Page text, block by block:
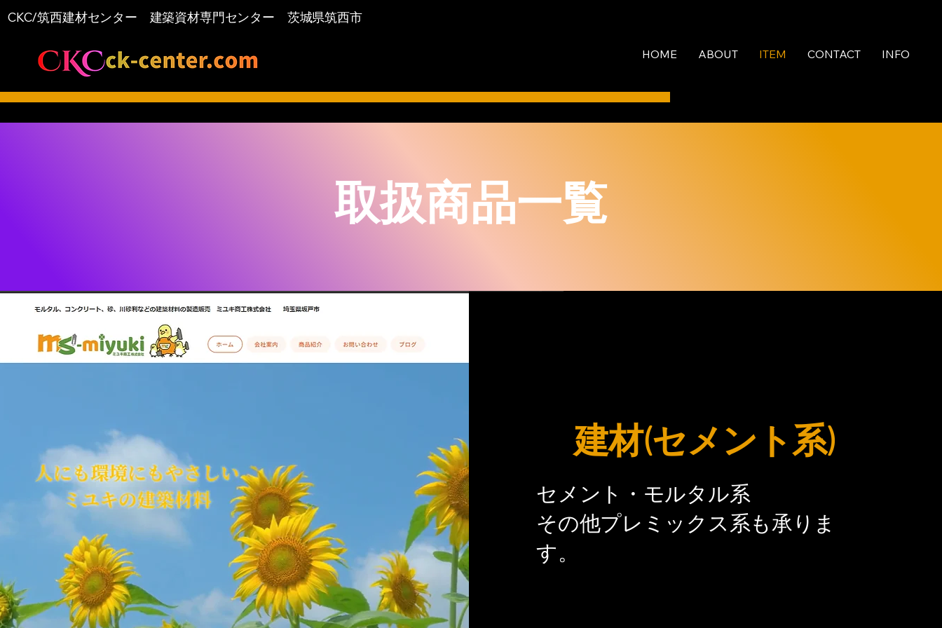
​CKC/筑西建材センター 建築資材専門センター 茨城県筑西市
HOME ABOUT ITEM CONTACT INFO
​取扱商品一覧
​建材(セメント系)
セメント・モルタル系
その他プレミックス系も承りま
す。